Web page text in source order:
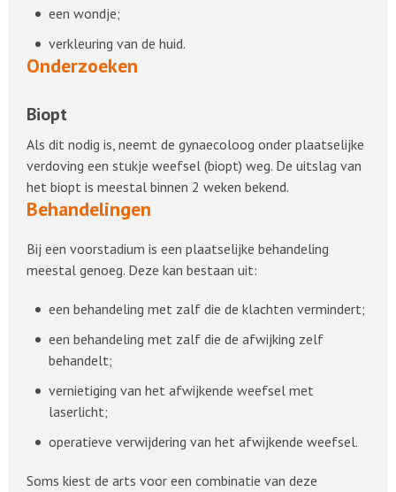
een wondje;
verkleuring van de huid.
Onderzoeken
Biopt
Als dit nodig is, neemt de gynaecoloog onder plaatselijke
verdoving een stukje weefsel (biopt) weg. De uitslag van
het biopt is meestal binnen 2 weken bekend.
Behandelingen
Bij een voorstadium is een plaatselijke behandeling
meestal genoeg. Deze kan bestaan uit:
een behandeling met zalf die de klachten vermindert;
een behandeling met zalf die de afwijking zelf
behandelt;
vernietiging van het afwijkende weefsel met
laserlicht;
operatieve verwijdering van het afwijkende weefsel.
Soms kiest de arts voor een combinatie van deze